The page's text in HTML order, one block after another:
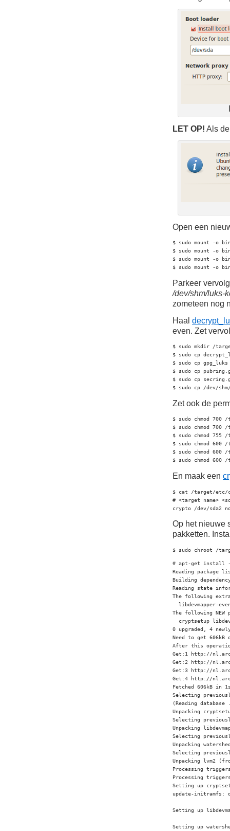
LET OP! Als
Open een
$ sudo mount -o
$ sudo mount -o
$ sudo mount -o
$ sudo mount -o
Parkeer
/dev/shm/luks-
zometeen nog
Haal
even. Zet
$ sudo mkdir /
$ sudo cp
$ sudo cp
$ sudo cp
$ sudo cp
$ sudo cp /dev/
Zet ook de
$ sudo chmod 700
$ sudo chmod
$ sudo chmod
$ sudo chmod 600
$ sudo chmod 600
$ sudo chmod
En maak een
$ cat /target/etc/
# <target name>
crypto /dev/sda2
Op het nieuwe
pakketten.
$ sudo chroot /
# apt-get install
Reading package
Building
Reading state
The following
libdevmapper-
The following
cryptsetup
0 upgraded, 4
Need to get
After this
Get:1 http://
Get:2 http://
Get:3 http://
Get:4 http://
Fetched 606kB in
Selecting
(Reading
Unpacking
Selecting
Unpacking
Selecting
Unpacking
Selecting
Unpacking lvm2
Processing
Processing
Setting up
update-initramfs:
Setting up
Setting up